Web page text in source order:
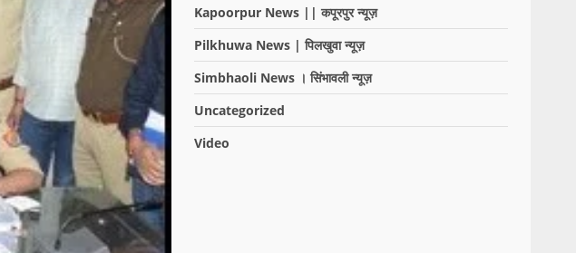
Kapoorpur News || कपूरपुर न्यूज़
Pilkhuwa News | पिलखुवा न्यूज़
Simbhaoli News । सिंभावली न्यूज़
Uncategorized
Video